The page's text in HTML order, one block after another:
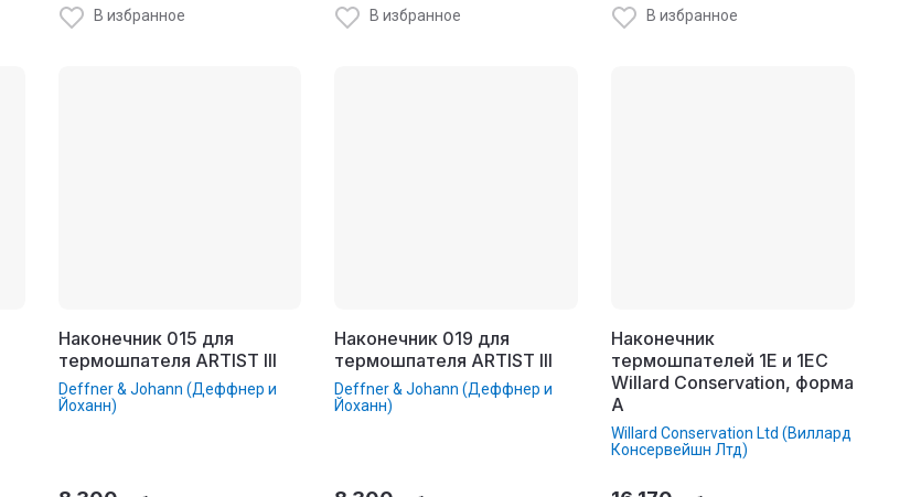
В избранное В избранное В избранное
Наконечник 015 для
термошпателя ARTIST III
Deffner & Johann (Деффнер и
Йоханн)
Наконечник 019 для
термошпателя ARTIST III
Deffner & Johann (Деффнер и
Йоханн)
Наконечник
термошпателей 1E и 1EC
Willard Conservation, форма
A
Willard Conservation Ltd (Виллард
Консервейшн Лтд)